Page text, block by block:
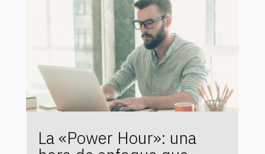
La «Power Hour»: una